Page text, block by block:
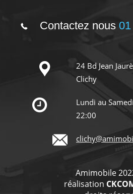
Contactez nous
24 Bd Jean
Clichy
Lundi au
22:00
Amimobile
réalisation